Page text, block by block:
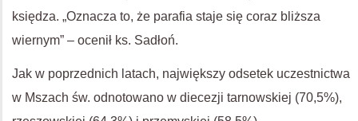
księdza. „Oznacza to, że parafia staje się coraz bliższa
wiernym” – ocenił ks. Sadłoń.
Jak w poprzednich latach, największy odsetek uczestnictwa
w Mszach św. odnotowano w diecezji tarnowskiej (70,5%),